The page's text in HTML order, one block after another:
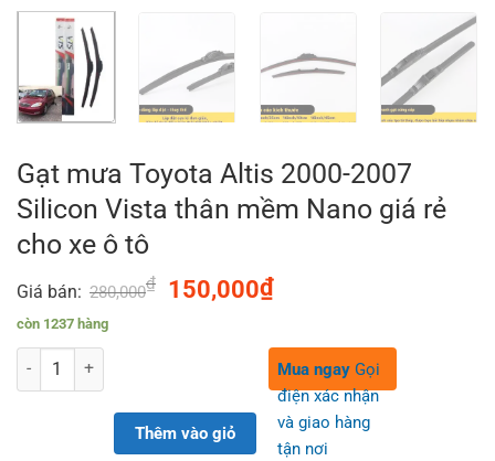
Gạt mưa Toyota Altis 2000-2007
Silicon Vista thân mềm Nano giá rẻ
cho xe ô tô
Giá bán: 280,000₫
Original
280,000₫.
150,000₫Current
150,000₫.
còn 1237 hàng
Số lượng
Thêm vào giỏ
Mua ngay Gọi
điện xác nhận
và giao hàng
tận nơi